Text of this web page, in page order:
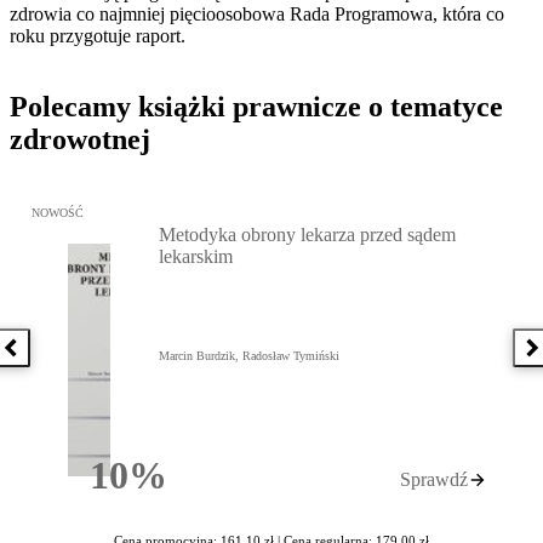
zdrowia co najmniej pięcioosobowa Rada Programowa, która co
roku przygotuje raport.
Polecamy książki prawnicze o tematyce
zdrowotnej
Poprzednia książka
Przejdź do: Metodyka obrony lekarza przed sądem lekarskim,
NOWOŚĆ
10%Rabatu
Metodyka obrony lekarza przed sądem
lekarskim
Marcin Burdzik, Radosław Tymiński
Sprawdź